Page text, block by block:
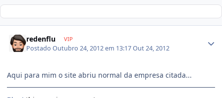
redenflu VIP
PostadoOutubro 24, 2012 em 13:17Out 24, 2012
Aqui para mim o site abriu normal da empresa citada...